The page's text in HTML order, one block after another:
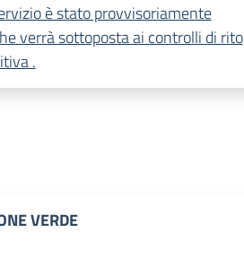
è stato provvisoriamente
verrà sottoposta ai controlli di rito
.
VERDE